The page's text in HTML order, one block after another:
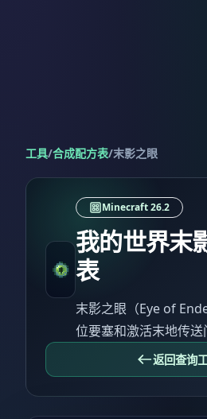
工具/合成配方表/末影之眼
Minecraft 26.2
我的世界末
表
末影之眼（Eye of
位要塞和激活末地传送
返回查询